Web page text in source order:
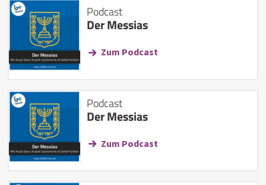
Podcast
Der Messias
Zum Podcast
Podcast
Der Messias
Zum Podcast